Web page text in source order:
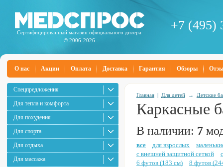
Сертифицированный магазин официального дилера
© 2006-2026
+7 (495)
О нас Акции Оплата Доставка Гарантия Обзоры
Спецпредложения
Для тепла и комфорта
Для похудения
Для спорта
Для отдыха
Для массажа
Главная | Для детей → Детские
Каркасные
В наличии: 7
все для взрослых
с внешней защитной сеткой
6 футов (183 см)
8 футов